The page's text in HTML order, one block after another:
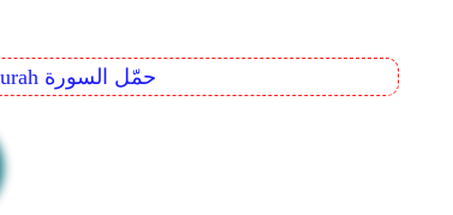
Download Surah حمّل السورة